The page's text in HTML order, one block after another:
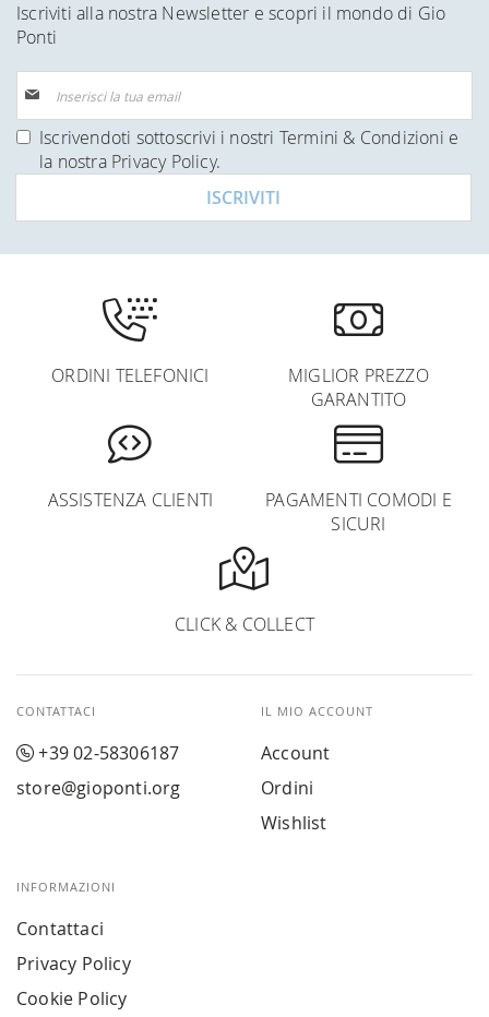
Iscriviti alla nostra Newsletter e scopri il mondo di Gio
Ponti
alla
nostra
Newsletter:
Iscrivendoti sottoscrivi i nostri Termini & Condizioni e
la nostra Privacy Policy.
ISCRIVITI
ORDINI TELEFONICI
MIGLIOR PREZZO
GARANTITO
ASSISTENZA CLIENTI
PAGAMENTI COMODI E
SICURI
CLICK & COLLECT
CONTATTACI
+39 02-58306187
store@gioponti.org
IL MIO ACCOUNT
Account
Ordini
Wishlist
INFORMAZIONI
Contattaci
Privacy Policy
Cookie Policy